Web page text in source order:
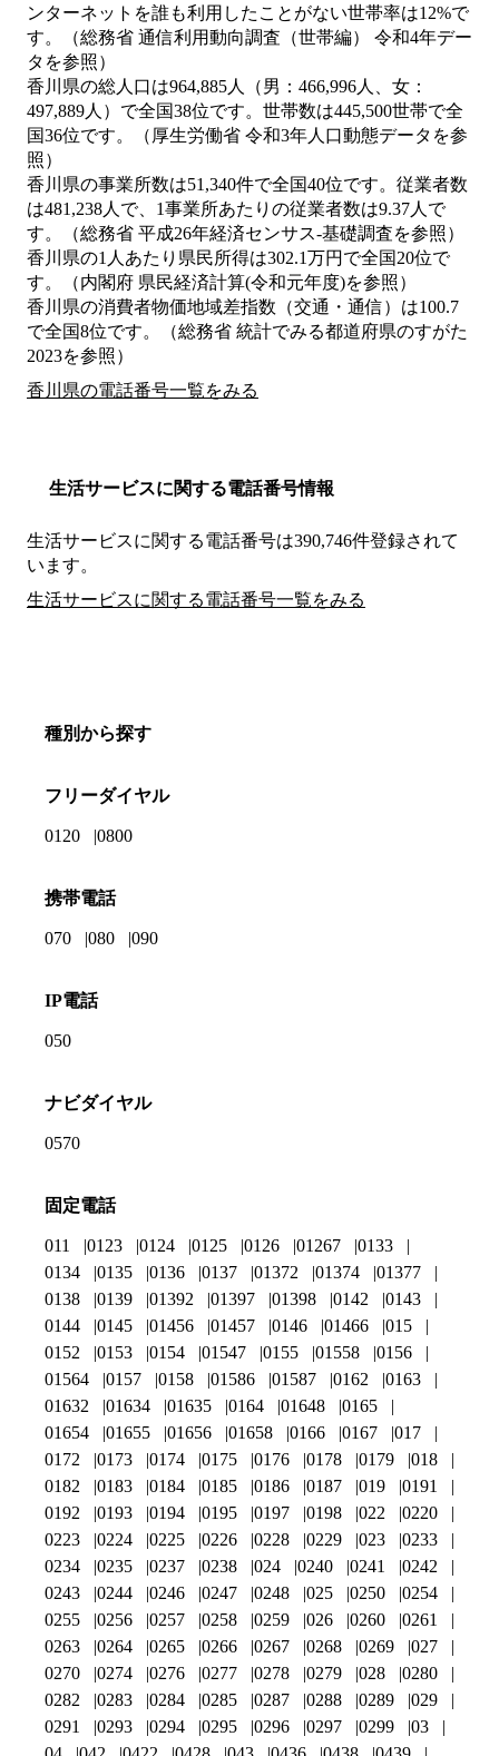
ンターネットを誰も利用したことがない世帯率は12%で
す。（総務省 通信利用動向調査（世帯編） 令和4年デー
タを参照）
香川県の総人口は964,885人（男：466,996人、女：
497,889人）で全国38位です。世帯数は445,500世帯で全
国36位です。（厚生労働省 令和3年人口動態データを参
照）
香川県の事業所数は51,340件で全国40位です。従業者数
は481,238人で、1事業所あたりの従業者数は9.37人で
す。（総務省 平成26年経済センサス‐基礎調査を参照）
香川県の1人あたり県民所得は302.1万円で全国20位で
す。（内閣府 県民経済計算(令和元年度)を参照）
香川県の消費者物価地域差指数（交通・通信）は100.7
で全国8位です。（総務省 統計でみる都道府県のすがた
2023を参照）
香川県の電話番号一覧をみる
生活サービスに関する電話番号情報
生活サービスに関する電話番号は390,746件登録されて
います。
生活サービスに関する電話番号一覧をみる
種別から探す
フリーダイヤル
0120 0800
携帯電話
070 080 090
IP電話
050
ナビダイヤル
0570
固定電話
011 0123 0124 0125 0126 01267
0133
0134
0135 0136 0137 01372 01374
01377
0138
0139 01392 01397 01398 0142
0143
0144
0145 01456 01457 0146 01466
015
0152
0153 0154 01547 0155 01558
0156
01564
0157 0158 01586 01587 0162
0163
01632
01634 01635 0164 01648
0165
01654
01655 01656 01658 0166 0167
017
0172
0173 0174 0175 0176 0178 0179
018
0182
0183 0184 0185 0186 0187 019
0191
0192
0193 0194 0195 0197 0198 022
0220
0223
0224 0225 0226 0228 0229 023
0233
0234
0235 0237 0238 024 0240 0241
0242
0243
0244 0246 0247 0248 025 0250
0254
0255
0256 0257 0258 0259 026 0260
0261
0263
0264 0265 0266 0267 0268 0269
027
0270
0274 0276 0277 0278 0279 028
0280
0282
0283 0284 0285 0287 0288 0289
029
0291
0293 0294 0295 0296 0297 0299
03